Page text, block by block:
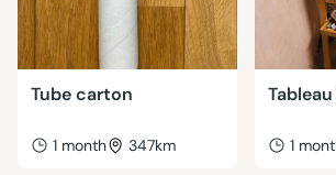
Tube carton
1 month 347km 1